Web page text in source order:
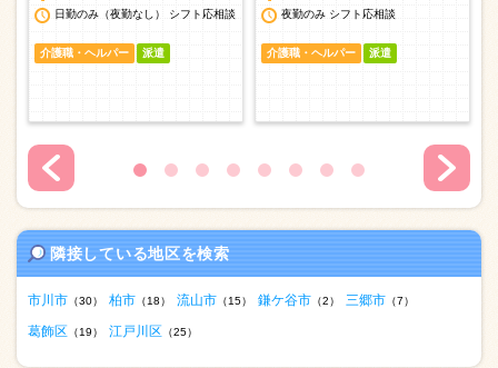
日勤のみ（夜勤なし） シフト応相談
介護職・ヘルパー 派遣
夜勤のみ シフト応相談
介護職・ヘルパー 派遣
隣接している地区を検索
市川市 （30） 柏市 （18） 流山市 （15） 鎌ケ谷市 （2） 三郷市 （7）
葛飾区 （19） 江戸川区 （25）